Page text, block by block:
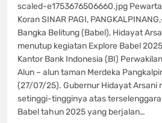
scaled-e1753676506660.jpg
Koran SINAR PAGI,
Bangka Belitung (Babel), Hidayat
menutup kegiatan Explore Babel
Kantor Bank Indonesia (BI)
Alun – alun taman Merdeka
(27/07/25). Gubernur Hidayat Arsani
setinggi-tingginya atas
Babel tahun 2025 yang berjalan…